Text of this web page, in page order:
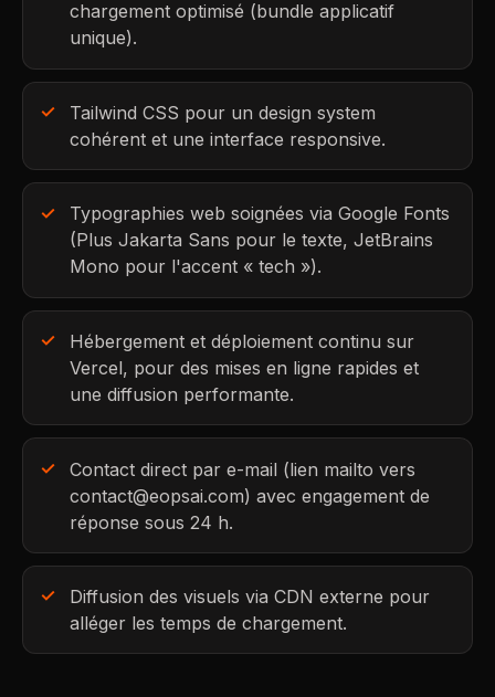
chargement optimisé (bundle applicatif
unique).
Tailwind CSS pour un design system
cohérent et une interface responsive.
Typographies web soignées via Google Fonts
(Plus Jakarta Sans pour le texte, JetBrains
Mono pour l'accent « tech »).
Hébergement et déploiement continu sur
Vercel, pour des mises en ligne rapides et
une diffusion performante.
Contact direct par e-mail (lien mailto vers
contact@eopsai.com) avec engagement de
réponse sous 24 h.
Diffusion des visuels via CDN externe pour
alléger les temps de chargement.